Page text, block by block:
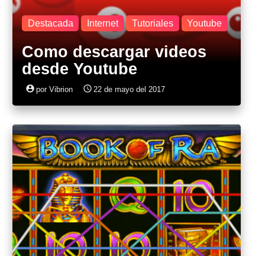
Destacada Internet Tutoriales Youtube
Como descargar videos
desde Youtube
account_circle por Vibrion access_time 22 de mayo del 2017